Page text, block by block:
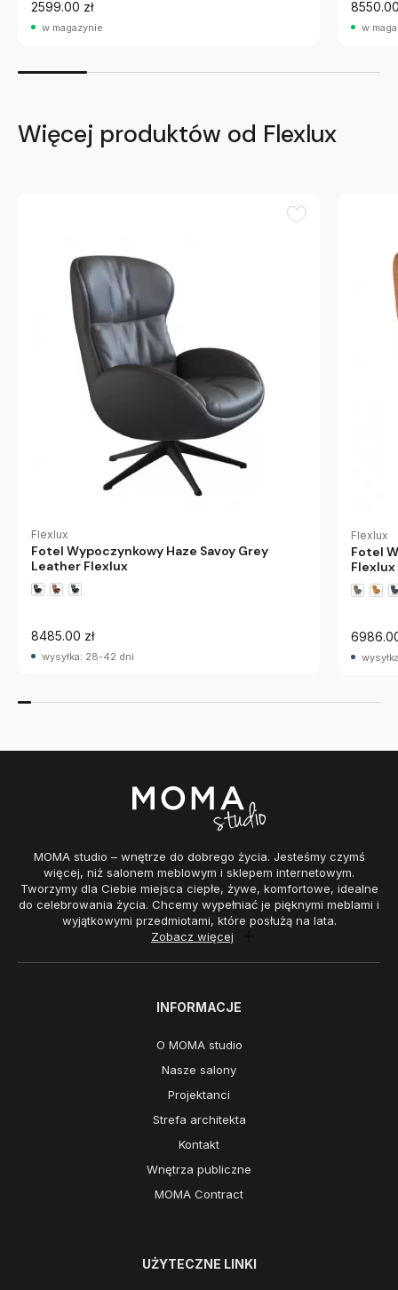
2599.00 zł
w magazynie w
Więcej produktów od Flexlux
Flexlux
Fotel Wypoczynkowy Haze Savoy Grey
Leather Flexlux
8485.00 zł
wysyłka: 28-42 dni
Flexlux
Fotel
Flexlux
MOMA studio – wnętrze do dobrego życia. Jesteśmy czymś
więcej, niż salonem meblowym i sklepem internetowym.
Tworzymy dla Ciebie miejsca ciepłe, żywe, komfortowe, idealne
do celebrowania życia. Chcemy wypełniać je pięknymi meblami i
wyjątkowymi przedmiotami, które posłużą na lata.
Zobacz więcej
INFORMACJE
O MOMA studio
Nasze salony
Projektanci
Strefa architekta
Kontakt
Wnętrza publiczne
MOMA Contract
UŻYTECZNE LINKI